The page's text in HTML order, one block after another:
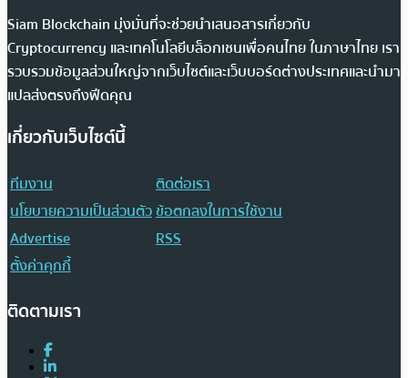
Siam Blockchain มุ่งมั่นที่จะช่วยนำเสนอสารเกี่ยวกับ
Cryptocurrency และเทคโนโลยีบล็อกเชนเพื่อคนไทย ในภาษาไทย เรา
รวบรวมข้อมูลส่วนใหญ่จากเว็บไซต์และเว็บบอร์ดต่างประเทศและนำมา
แปลส่งตรงถึงฟีดคุณ
เกี่ยวกับเว็บไซต์นี้
ทีมงาน
ติดต่อเรา
นโยบายความเป็นส่วนตัวข้อตกลงในการใช้งาน
Advertise
RSS
ตั้งค่าคุกกี้
ติดตามเรา